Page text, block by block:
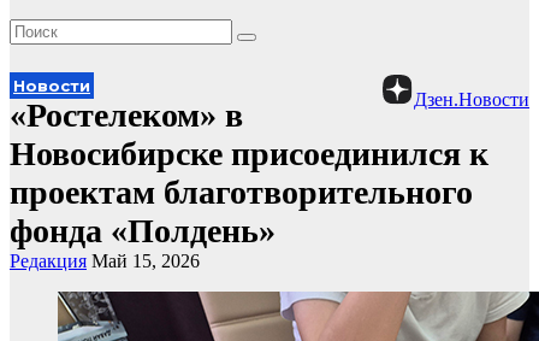
Дзен.Новости
Новости
«Ростелеком» в
Новосибирске присоединился к
проектам благотворительного
фонда «Полдень»
Редакция Май 15, 2026